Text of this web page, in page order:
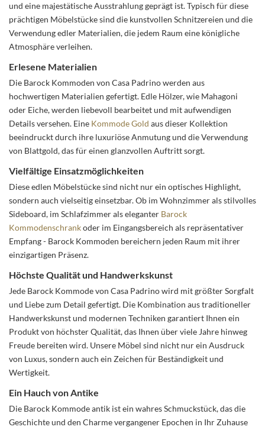
und eine majestätische Ausstrahlung geprägt ist. Typisch für diese
prächtigen Möbelstücke sind die kunstvollen Schnitzereien und die
Verwendung edler Materialien, die jedem Raum eine königliche
Atmosphäre verleihen.
Erlesene Materialien
Die Barock Kommoden von Casa Padrino werden aus
hochwertigen Materialien gefertigt. Edle Hölzer, wie Mahagoni
oder Eiche, werden liebevoll bearbeitet und mit aufwendigen
Details versehen. Eine Kommode Gold aus dieser Kollektion
beeindruckt durch ihre luxuriöse Anmutung und die Verwendung
von Blattgold, das für einen glanzvollen Auftritt sorgt.
Vielfältige Einsatzmöglichkeiten
Diese edlen Möbelstücke sind nicht nur ein optisches Highlight,
sondern auch vielseitig einsetzbar. Ob im Wohnzimmer als stilvolles
Sideboard, im Schlafzimmer als eleganter Barock
Kommodenschrankoder im Eingangsbereich als repräsentativer
Empfang - Barock Kommoden bereichern jeden Raum mit ihrer
einzigartigen Präsenz.
Höchste Qualität und Handwerkskunst
Jede Barock Kommode von Casa Padrino wird mit größter Sorgfalt
und Liebe zum Detail gefertigt. Die Kombination aus traditioneller
Handwerkskunst und modernen Techniken garantiert Ihnen ein
Produkt von höchster Qualität, das Ihnen über viele Jahre hinweg
Freude bereiten wird. Unsere Möbel sind nicht nur ein Ausdruck
von Luxus, sondern auch ein Zeichen für Beständigkeit und
Wertigkeit.
Ein Hauch von Antike
Die Barock Kommode antik ist ein wahres Schmuckstück, das die
Geschichte und den Charme vergangener Epochen in Ihr Zuhause